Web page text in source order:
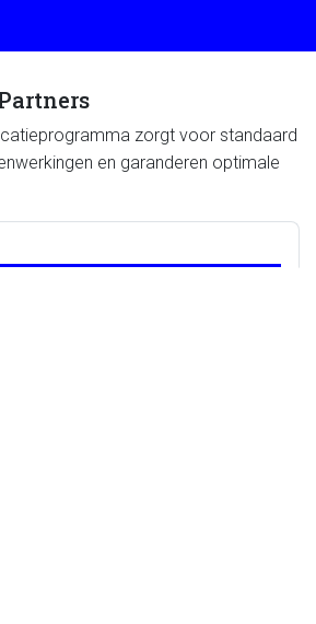
zorgt voor standaard
en garanderen optimale